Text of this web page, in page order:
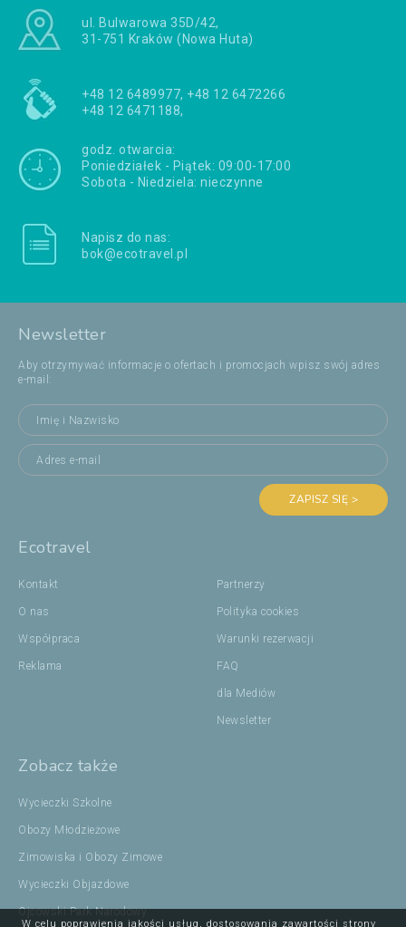
ul. Bulwarowa 35D/42,
31-751 Kraków (Nowa Huta)
+48 12 6489977, +48 12 6472266
+48 12 6471188,
godz. otwarcia:
Poniedziałek - Piątek: 09:00-17:00
Sobota - Niedziela: nieczynne
Napisz do nas:
bok@ecotravel.pl
Newsletter
Aby otrzymywać informacje o ofertach i promocjach wpisz swój adres
e-mail:
ZAPISZ SIĘ >
Ecotravel
Kontakt
O nas
Współpraca
Reklama
Partnerzy
Polityka cookies
Warunki rezerwacji
FAQ
dla Mediów
Newsletter
Zobacz także
Wycieczki Szkolne
Obozy Młodzieżowe
Zimowiska i Obozy Zimowe
Wycieczki Objazdowe
Ojcowski Park Narodowy
W celu poprawienia jakości usług, dostosowania zawartości strony